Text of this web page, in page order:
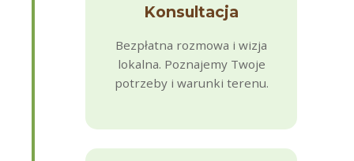
Konsultacja
Bezpłatna rozmowa i wizja
lokalna. Poznajemy Twoje
potrzeby i warunki terenu.